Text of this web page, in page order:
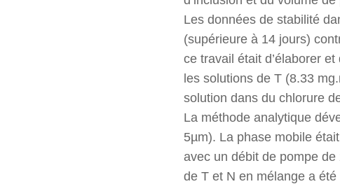
Les données de stabilité
(supérieure à 14 jours)
ce travail était d’élaborer
les solutions de T (8.33
solution dans du chlorure
La méthode analytique
5µm). La phase mobile
avec un débit de pompe de
de T et N en mélange a